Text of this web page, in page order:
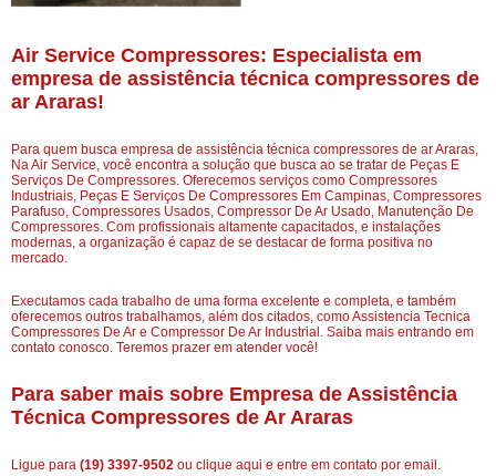
Air Service Compressores: Especialista em
empresa de assistência técnica compressores de
ar Araras!
Para quem busca empresa de assistência técnica compressores de ar Araras,
Na Air Service, você encontra a solução que busca ao se tratar de Peças E
Serviços De Compressores. Oferecemos serviços como Compressores
Industriais, Peças E Serviços De Compressores Em Campinas, Compressores
Parafuso, Compressores Usados, Compressor De Ar Usado, Manutenção De
Compressores. Com profissionais altamente capacitados, e instalações
modernas, a organização é capaz de se destacar de forma positiva no
mercado.
Executamos cada trabalho de uma forma excelente e completa, e também
oferecemos outros trabalhamos, além dos citados, como Assistencia Tecnica
Compressores De Ar e Compressor De Ar Industrial. Saiba mais entrando em
contato conosco. Teremos prazer em atender você!
Para saber mais sobre Empresa de Assistência
Técnica Compressores de Ar Araras
Ligue para (19) 3397-9502 ou clique aqui e entre em contato por email.